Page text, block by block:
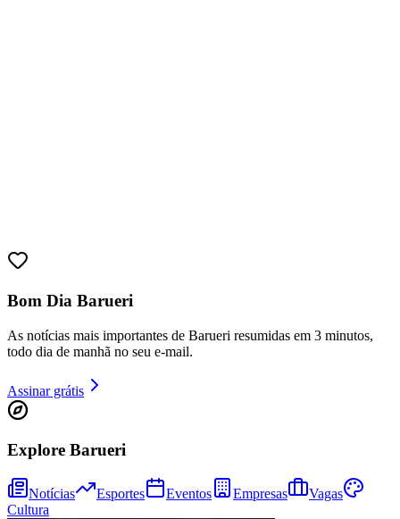
Bom Dia Barueri
As notícias mais importantes de Barueri resumidas em 3 minutos,
todo dia de manhã no seu e-mail.
Assinar grátis
Explore Barueri
Notícias Esportes Eventos Empresas
Vagas
Cultura